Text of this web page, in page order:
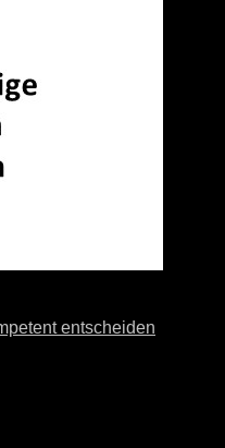
entscheiden